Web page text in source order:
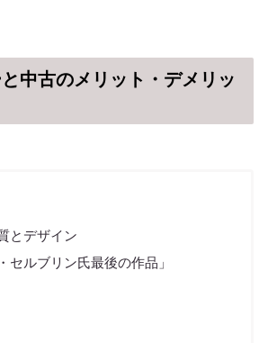
中古のメリット・デメリッ
とデザイン
セルブリン氏最後の作品」